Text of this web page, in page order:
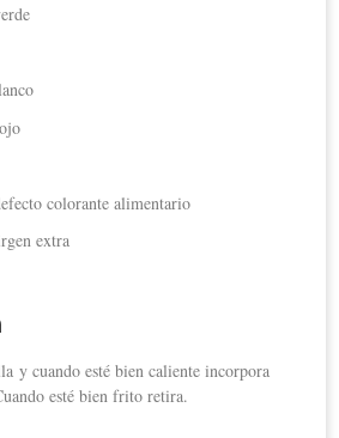
colorante alimentario
extra
y cuando esté bien caliente incorpora
esté bien frito retira.